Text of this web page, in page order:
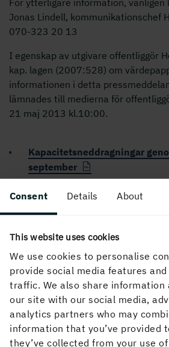
Consent Details About
This website uses cookies
We use cookies to personalise
provide social media features
traffic. We also share information
our site with our social media,
analytics partners who may
information that you’ve provided
they’ve collected from your use
För ytterligare information, vänligen
Jonas Lindell, kommunikationschef
070-323 20 13
I egenskap av utgivare offentliggör
kap. lagen (2007:528) om
informationen i detta
lämnades till medierna för
21 maj 2013 kl.10:00.
Kapacitetsneddragningar
september
PUBLICERAD
21 maj, 2013, 10:00